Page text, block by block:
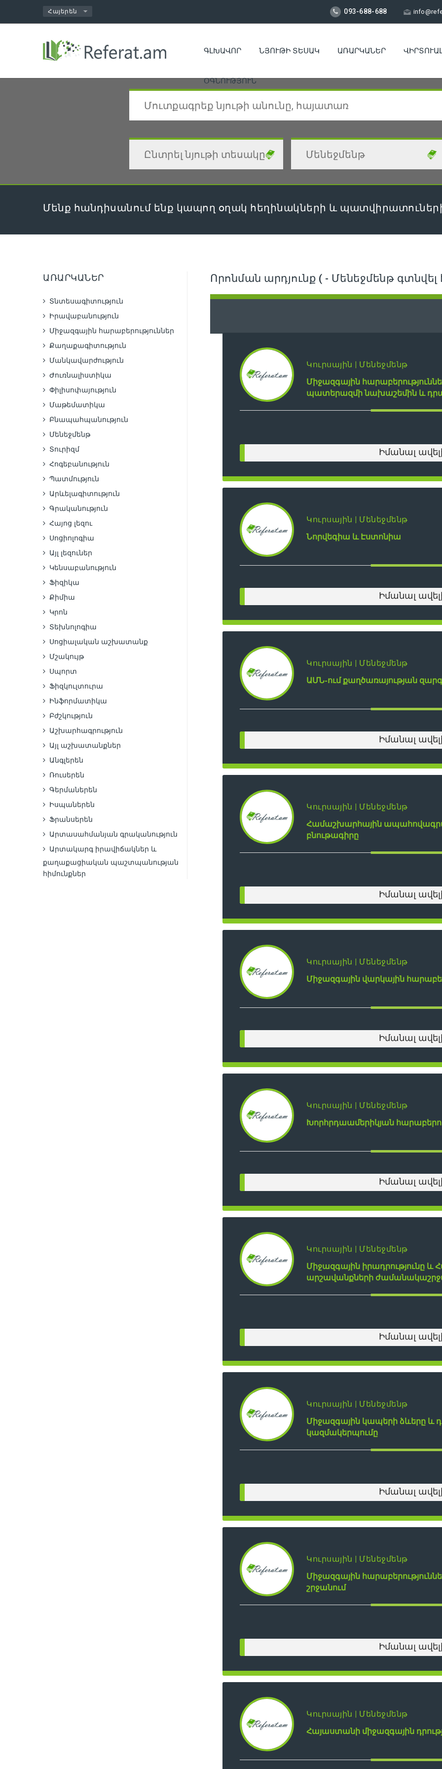
093-688-688
ԳԼԽԱՎՈՐ ՆՅՈՒԹԻ ՏԵՍԱԿ ԱՌԱՐԿԱՆԵՐ
ՕԳՆՈՒԹՅՈՒՆ
Մենք հանդիսանում ենք կապող օղակ հեղինակների և
ԱՌԱՐԿԱՆԵՐ
Տնտեսագիտություն
Իրավաբանություն
Միջազգային հարաբերություններ
Քաղաքագիտություն
Մանկավարժություն
Ժուռնալիստիկա
Փիլիսոփայություն
Մաթեմատիկա
Բնապահպանություն
Մենեջմենթ
Տուրիզմ
Հոգեբանություն
Պատմություն
Արևելագիտություն
Գրականություն
Հայոց լեզու
Սոցիոլոգիա
Այլ լեզուներ
Կենսաբանություն
Ֆիզիկա
Քիմիա
Կրոն
Տեխնոլոգիա
Սոցիալական աշխատանք
Մշակույթ
Սպորտ
Ֆիզկուլտուրա
Ինֆորմատիկա
Բժշկություն
Աշխարհագրություն
Այլ աշխատանքներ
Անգլերեն
Ռուսերեն
Գերմաներեն
Իսպաներեն
Ֆրանսերեն
Արտասահմանյան գրականություն
Արտակարգ իրավիճակներ և
քաղաքացիական պաշտպանության
հիմունքներ
Որոնման արդյունք ( - Մենեջմենթ գտնվել
Կուրսային | Մենեջմենթ
Միջազգային
պատերազմի նախաշեմին և
Իմանալ
Կուրսային | Մենեջմենթ
Նորվեգիա և Էստոնիա
Իմանալ
Կուրսային | Մենեջմենթ
ԱՄՆ-ում քաղծառայության
Իմանալ
Կուրսային | Մենեջմենթ
Համաշխարհային
բնութագիրը
Իմանալ
Կուրսային | Մենեջմենթ
Միջազգային վարկային
Իմանալ
Կուրսային | Մենեջմենթ
Խորհրդաամերիկյան
Իմանալ
Կուրսային | Մենեջմենթ
Միջազգային իրադրությունը
արշավանքների
Իմանալ
Կուրսային | Մենեջմենթ
Միջազգային կապերի ձևերը և
կազմակերպումը
Իմանալ
Կուրսային | Մենեջմենթ
Միջազգային
շրջանում
Իմանալ
Կուրսային | Մենեջմենթ
Հայաստանի միջազգային